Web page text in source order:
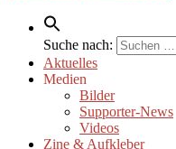
Suche nach:
Aktuelles
Medien
Bilder
Supporter-News
Videos
Zine & Aufkleber